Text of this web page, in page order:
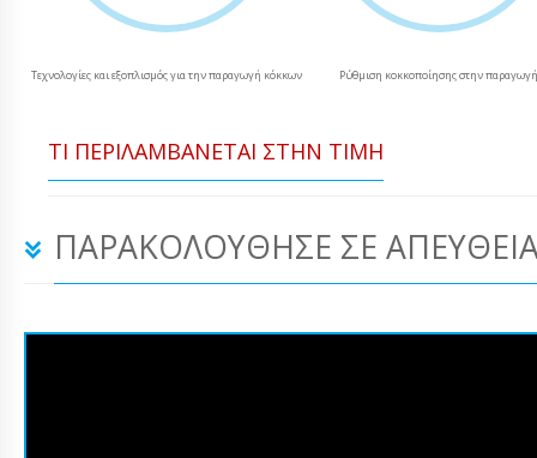
Τεχνολογίες και εξοπλισμός για την παραγωγή κόκκων Ρύθμιση κοκκοποίησης στην
ΤΙ ΠΕΡΙΛΑΜΒΆΝΕΤΑΙ ΣΤΗΝ ΤΙΜΉ
ΠΑΡΑΚΟΛΟΎΘΗΣΕ ΣΕ